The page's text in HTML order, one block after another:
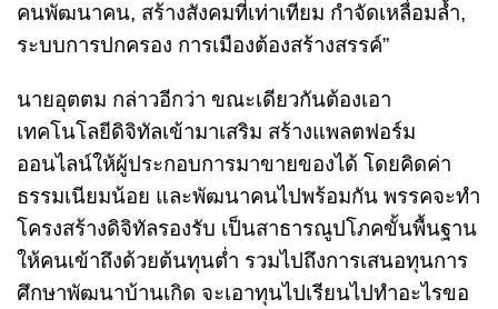
คนพัฒนาคน, สร้างสังคมที่เท่าเทียม กำจัดเหลื่อมล้ำ,
ระบบการปกครอง การเมืองต้องสร้างสรรค์”
นายอุตตม กล่าวอีกว่า ขณะเดียวกันต้องเอา
เทคโนโลยีดิจิทัลเข้ามาเสริม สร้างแพลตฟอร์ม
ออนไลน์ให้ผู้ประกอบการมาขายของได้ โดยคิดค่า
ธรรมเนียมน้อย และพัฒนาคนไปพร้อมกัน พรรคจะทำ
โครงสร้างดิจิทัลรองรับ เป็นสาธารณูปโภคขั้นพื้นฐาน
ให้คนเข้าถึงด้วยต้นทุนต่ำ รวมไปถึงการเสนอทุนการ
ศึกษาพัฒนาบ้านเกิด จะเอาทุนไปเรียนไปทำอะไรขอ